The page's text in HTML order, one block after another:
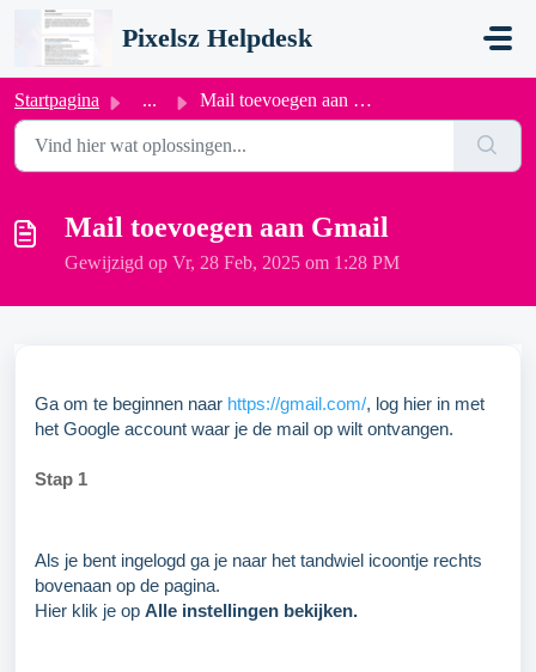
Doorgaan naar hoofdinhoud
Pixelsz Helpdesk
Startpagina ... Mail toevoegen aan Gmail
Mail toevoegen aan Gmail
Gewijzigd op Vr, 28 Feb, 2025 om 1:28 PM
Ga om te beginnen naar https://gmail.com/, log hier in met
het Google account waar je de mail op wilt ontvangen.
Stap 1
Als je bent ingelogd ga je naar het tandwiel icoontje rechts
bovenaan op de pagina.
Hier klik je op Alle instellingen bekijken.